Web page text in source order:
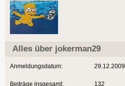
Alles über jokerman29
Anmeldungsdatum:
Beiträge insgesamt:
29.12.2009
132